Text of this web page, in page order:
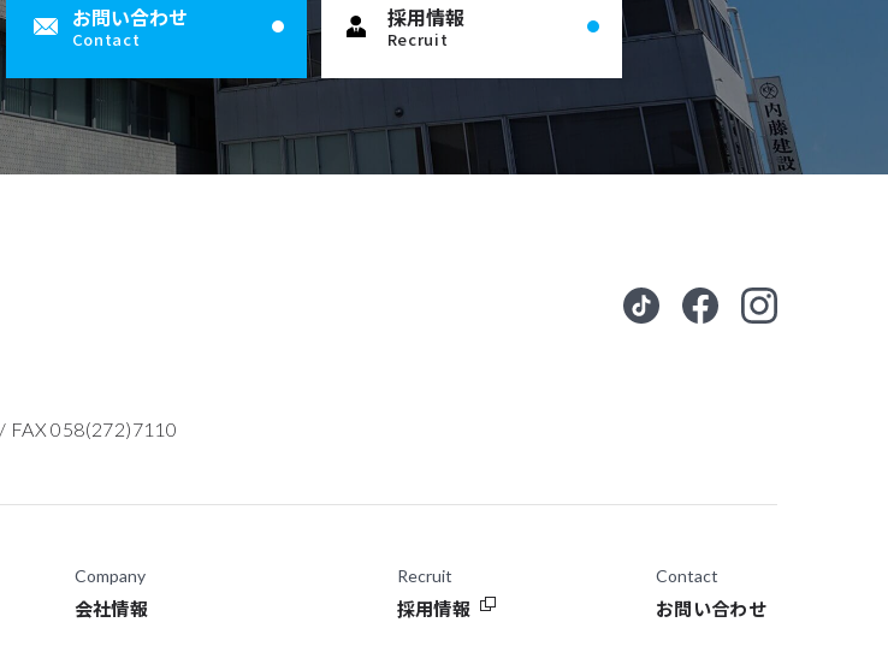
お問い合わせ
Contact
採用情報
Recruit
/ FAX 058(272)7110
Company
会社情報
Recruit
採用情報
Contact
お問い合わせ